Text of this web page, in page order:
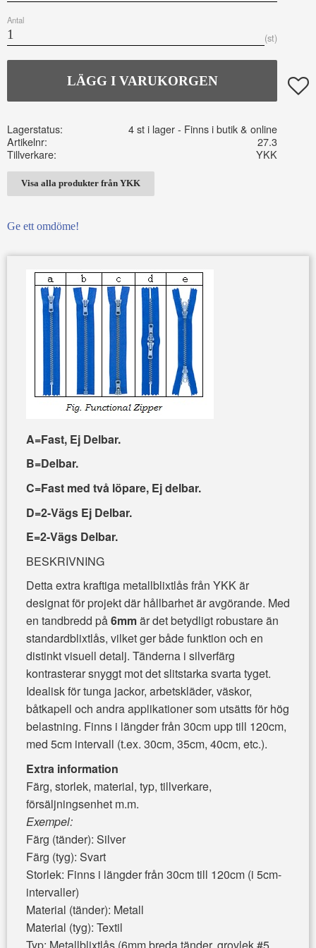
Antal
st
Lägg
Lagerstatus
4 st i lager
Artikelnr
27.3
Tillverkare
YKK
Visa alla produkter från YKK
Ge ett omdöme!
A=Fast, Ej Delbar.
B=Delbar.
C=Fast med två löpare, Ej delbar.
D=2-Vägs Ej Delbar.
E=2-Vägs Delbar.
BESKRIVNING
Detta extra kraftiga metallblixtlås från YKK är
designat för projekt där hållbarhet är avgörande. Med
en tandbredd på6mmär det betydligt robustare än
standardblixtlås, vilket ger både funktion och en
distinkt visuell detalj. Tänderna i silverfärg
kontrasterar snyggt mot det slitstarka svarta tyget.
Idealisk för tunga jackor, arbetskläder, väskor,
båtkapell och andra applikationer som utsätts för hög
belastning. Finns i längder från 30cm upp till 120cm,
med 5cm intervall (t.ex. 30cm, 35cm, 40cm, etc.).
Extra information
Färg, storlek, material, typ, tillverkare,
försäljningsenhet m.m.
Exempel:
Färg (tänder): Silver
Färg (tyg): Svart
Storlek: Finns i längder från 30cm till 120cm (i 5cm-
intervaller)
Material (tänder): Metall
Material (tyg): Textil